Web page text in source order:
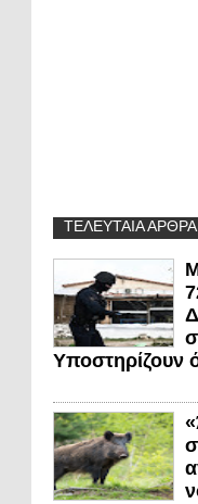
ΤΕΛΕΥΤΑΙΑ ΑΡΘΡΑ
Υποστηρίζουν